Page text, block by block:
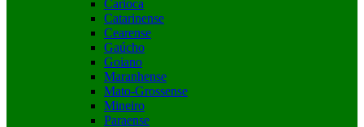
Carioca
Catarinense
Cearense
Gaúcho
Goiano
Maranhense
Mato-Grossense
Mineiro
Paraense